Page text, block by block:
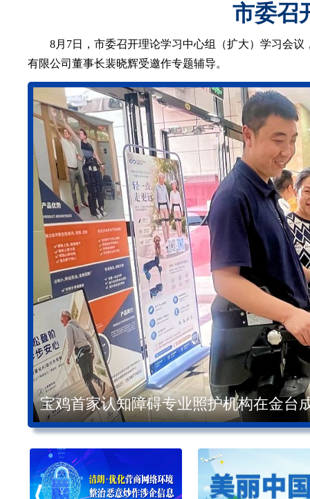
市委召
8月7日，市委召开理论学习中心组（扩大）学习会
有限公司董事长裴晓辉受邀作专题辅导。
非遗传承人杨甲虎——用黑陶技艺制作